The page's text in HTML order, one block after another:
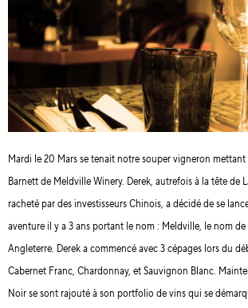
Mardi le 20 Mars se tenait notre souper vigneron
Barnett de Meldville Winery. Derek, autrefois à la tête de
racheté par des investisseurs Chinois, a décidé de se
aventure il y a 3 ans portant le nom : Meldville, le nom de
Angleterre. Derek a commencé avec 3 cépages lors du
Cabernet Franc, Chardonnay, et Sauvignon Blanc.
Noir se sont rajouté à son portfolio de vins qui se